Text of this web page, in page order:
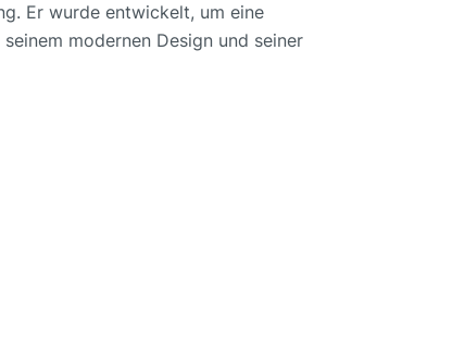
Er wurde entwickelt, um eine
modernen Design und seiner